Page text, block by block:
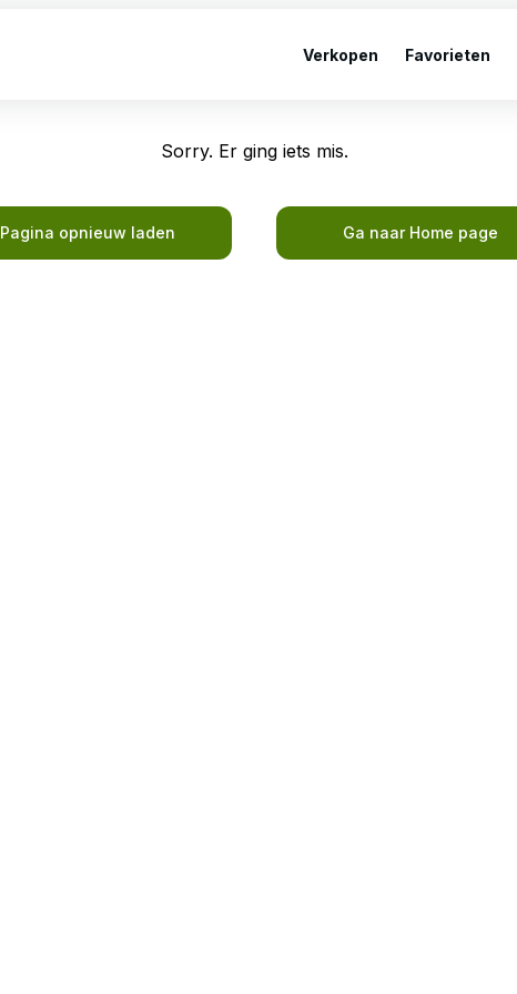
Verkopen Favorieten
Sorry. Er ging iets mis.
Pagina opnieuw laden Ga naar Home page